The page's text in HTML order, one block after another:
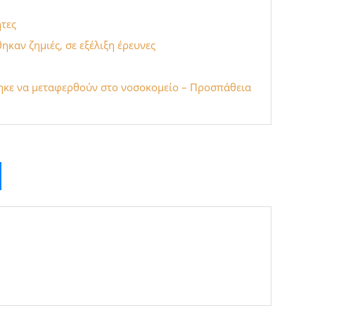
ζημιές, σε εξέλιξη έρευνες
να μεταφερθούν στο νοσοκομείο – Προσπάθεια